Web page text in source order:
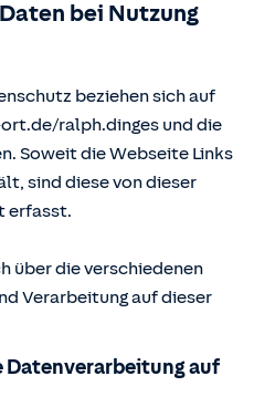
bei Nutzung
beziehen sich auf
ort.de/ralph.dinges und die
Soweit die Webseite Links
sind diese von dieser
erfasst.
über die verschiedenen
Verarbeitung auf dieser
auf